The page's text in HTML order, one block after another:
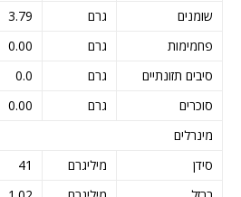
שומנים
גרם 3.79
פחמימות
גרם 0.00
סיבים תזונתיים
גרם 0.0
סוכרים
גרם 0.00
מינרלים
סידן
מיליגרם 41